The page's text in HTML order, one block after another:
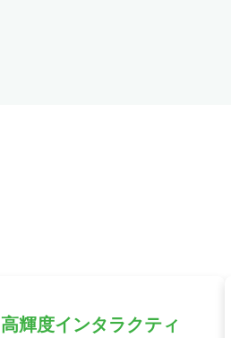
高輝度インタラクティ